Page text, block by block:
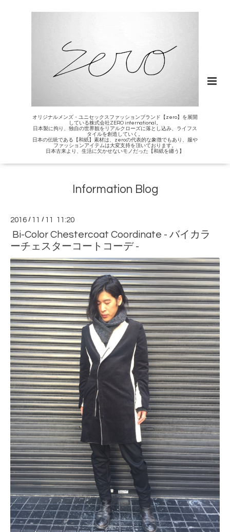
オリジナルメンズ・ユニセックスファッションブランド【zero】を展開
している株式会社ZERO international。
日本製に拘り、独自の世界観をリアルクローズに落とし込み、ライフス
タイルを創造していく。
日本の伝統である【和紙】素材は、zeroの代表的な象徴でもあり、服や
ファッションアイテムは大変支持を頂いております。
日本古来より、生活に欠かせないモノだった【和紙を纏う】
Information Blog
2016 / 11 / 11 11:20
Bi-Color Chestercoat Coordinate - バイカラ
ーチェスターコートコーデ -